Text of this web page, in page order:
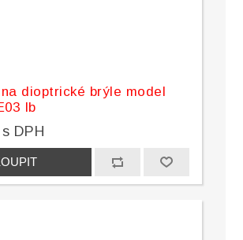
dioptrické brýle model
Ib
DPH